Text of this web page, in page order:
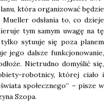
któ­ra orga­ni­zo­wać będzie
odsła­nia to, co dzie­je
tym samym uwa­gę na tę
sytu­uje się poza pla­nem
jego dal­sze funk­cjo­no­wa­nie,
Nie­trud­no domy­ślić się,
robot­ni­cy, któ­rej cia­ło i
spo­łecz­ne­go” – pisze w
Szo­pa.